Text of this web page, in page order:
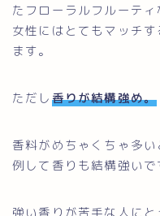
たフローラルフルーテ
女性にはとてもマッチ
ます。
ただし香りが結構強め。
香料がめちゃくちゃ多
例して香りも結構強いで
強い香りが苦手な人に